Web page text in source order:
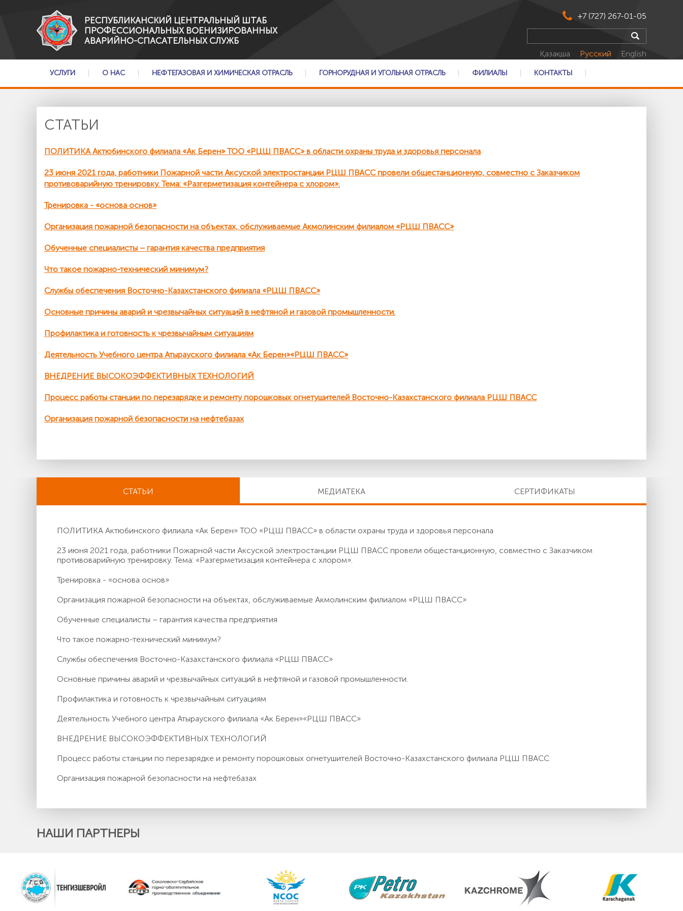
РЕСПУБЛИКАНСКИЙ ЦЕНТРАЛЬНЫЙ ШТАБ
ПРОФЕССИОНАЛЬНЫХ ВОЕНИЗИРОВАННЫХ
АВАРИЙНО-СПАСАТЕЛЬНЫХ СЛУЖБ
+7 (727) 267-01-05
Қазақша Русский English
УСЛУГИ О НАС НЕФТЕГАЗОВАЯ И ХИМИЧЕСКАЯ ОТРАСЛЬ ГОРНОРУДНАЯ И УГОЛЬНАЯ ОТРАСЛЬ ФИЛИАЛЫ КОНТАКТЫ
СТАТЬИ
ПОЛИТИКА Актюбинского филиала «Ак Берен» ТОО «РЦШ ПВАСС» в области охраны труда и здоровья персонала
23 июня 2021 года, работники Пожарной части Аксуской электростанции РЦШ ПВАСС провели общестанционную, совместно с Заказчиком
противоварийную тренировку. Тема: «Разгерметизация контейнера с хлором».
Тренировка - «основа основ»
Организация пожарной безопасности на объектах, обслуживаемые Акмолинским филиалом «РЦШ ПВАСС»
Обученные специалисты – гарантия качества предприятия
Что такое пожарно-технический минимум?
Службы обеспечения Восточно-Казахстанского филиала «РЦШ ПВАСС»
Основные причины аварий и чрезвычайных ситуаций в нефтяной и газовой промышленности.
Профилактика и готовность к чрезвычайным ситуациям
Деятельность Учебного центра Атырауского филиала «Ак Берен»«РЦШ ПВАСС»
ВНЕДРЕНИЕ ВЫСОКОЭФФЕКТИВНЫХ ТЕХНОЛОГИЙ
Процесс работы станции по перезарядке и ремонту порошковых огнетушителей Восточно-Казахстанского филиала РЦШ ПВАСС
Организация пожарной безопасности на нефтебазах
СТАТЬИ МЕДИАТЕКА СЕРТИФИКАТЫ
ПОЛИТИКА Актюбинского филиала «Ак Берен» ТОО «РЦШ ПВАСС» в области охраны труда и здоровья персонала
23 июня 2021 года, работники Пожарной части Аксуской электростанции РЦШ ПВАСС провели общестанционную, совместно с Заказчиком
противоварийную тренировку. Тема: «Разгерметизация контейнера с хлором».
Тренировка - «основа основ»
Организация пожарной безопасности на объектах, обслуживаемые Акмолинским филиалом «РЦШ ПВАСС»
Обученные специалисты – гарантия качества предприятия
Что такое пожарно-технический минимум?
Службы обеспечения Восточно-Казахстанского филиала «РЦШ ПВАСС»
Основные причины аварий и чрезвычайных ситуаций в нефтяной и газовой промышленности.
Профилактика и готовность к чрезвычайным ситуациям
Деятельность Учебного центра Атырауского филиала «Ак Берен»«РЦШ ПВАСС»
ВНЕДРЕНИЕ ВЫСОКОЭФФЕКТИВНЫХ ТЕХНОЛОГИЙ
Процесс работы станции по перезарядке и ремонту порошковых огнетушителей Восточно-Казахстанского филиала РЦШ ПВАСС
Организация пожарной безопасности на нефтебазах
НАШИ ПАРТНЕРЫ